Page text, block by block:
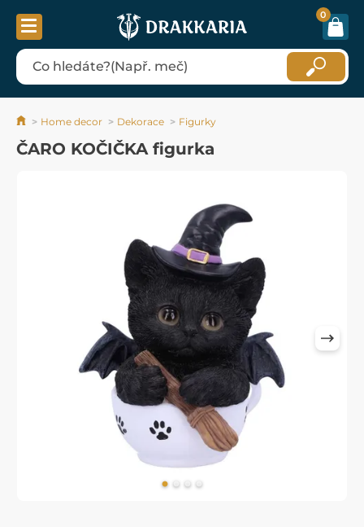
0
Home decor Dekorace Figurky
ČARO KOČIČKA figurka